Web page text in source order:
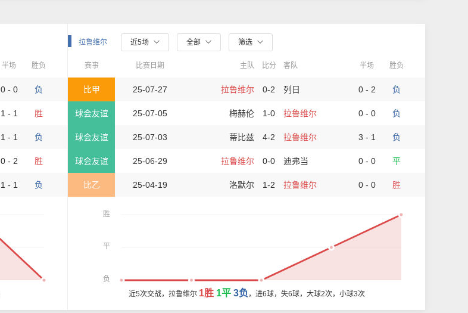
半场 胜负
0 - 0 负
1 - 1 胜
1 - 1 负
0 - 2 胜
1 - 1 负
拉鲁维尔 近5场 全部 筛选
赛事 比赛日期 主队 比分 客队 半场 胜负
比甲 25-07-27 拉鲁维尔 0-2 列日 0 - 2 负
球会友谊 25-07-05 梅赫伦 1-0 拉鲁维尔 0 - 0 负
球会友谊 25-07-03 蒂比兹 4-2 拉鲁维尔 3 - 1 负
球会友谊 25-06-29 拉鲁维尔 0-0 迪弗当 0 - 0 平
比乙 25-04-19 洛默尔 1-2 拉鲁维尔 0 - 0 胜
胜
平
负
近5次交战，拉鲁维尔 1胜 1平 3负 ，进6球，失6球，大球2次，小球3次